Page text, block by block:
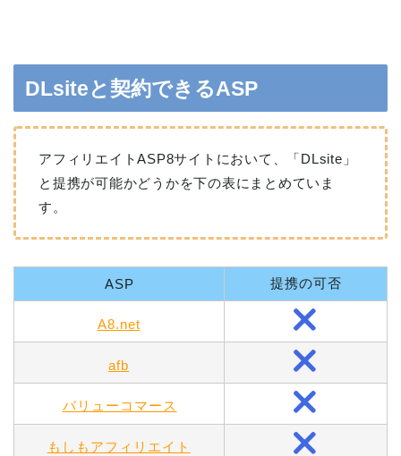
DLsiteと契約できるASP
アフィリエイトASP8サイトにおいて、「DLsite」
と提携が可能かどうかを下の表にまとめていま
す。
ASP 提携の可否
A8.net
afb
バリューコマース
もしもアフィリエイト